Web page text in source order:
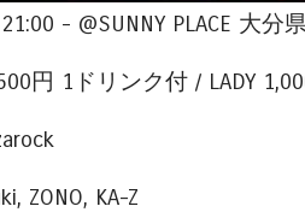
- @SUNNY PLACE 大
円 1ドリンク付 / LADY
ZONO, KA-Z